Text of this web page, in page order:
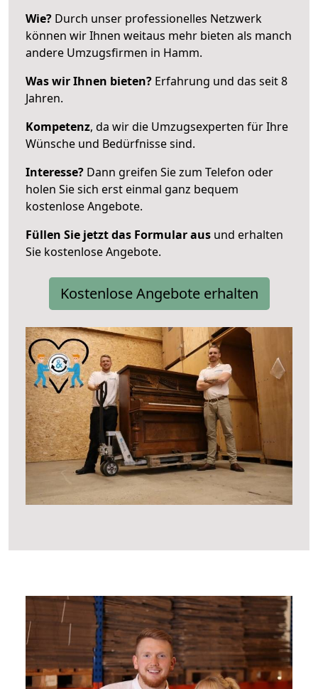
Wie? Durch unser professionelles Netzwerk
können wir Ihnen weitaus mehr bieten als manch
andere Umzugsfirmen in Hamm.
Was wir Ihnen bieten? Erfahrung und das seit 8
Jahren.
Kompetenz, da wir die Umzugsexperten für Ihre
Wünsche und Bedürfnisse sind.
Interesse? Dann greifen Sie zum Telefon oder
holen Sie sich erst einmal ganz bequem
kostenlose Angebote.
Füllen Sie jetzt das Formular aus und erhalten
Sie kostenlose Angebote.
Kostenlose Angebote erhalten